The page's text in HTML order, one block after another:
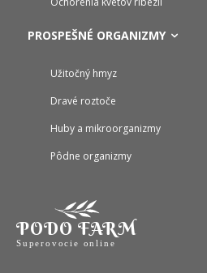
PROSPEŠNÉ ORGANIZMY
Užitočný hmyz
Dravé roztoče
Huby a mikroorganizmy
Pôdne organizmy
PODO FARM
Superovocie online